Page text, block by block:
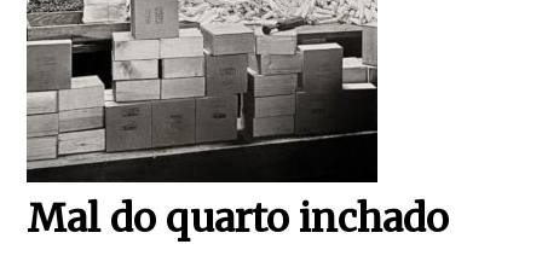
Mal do quarto inchado